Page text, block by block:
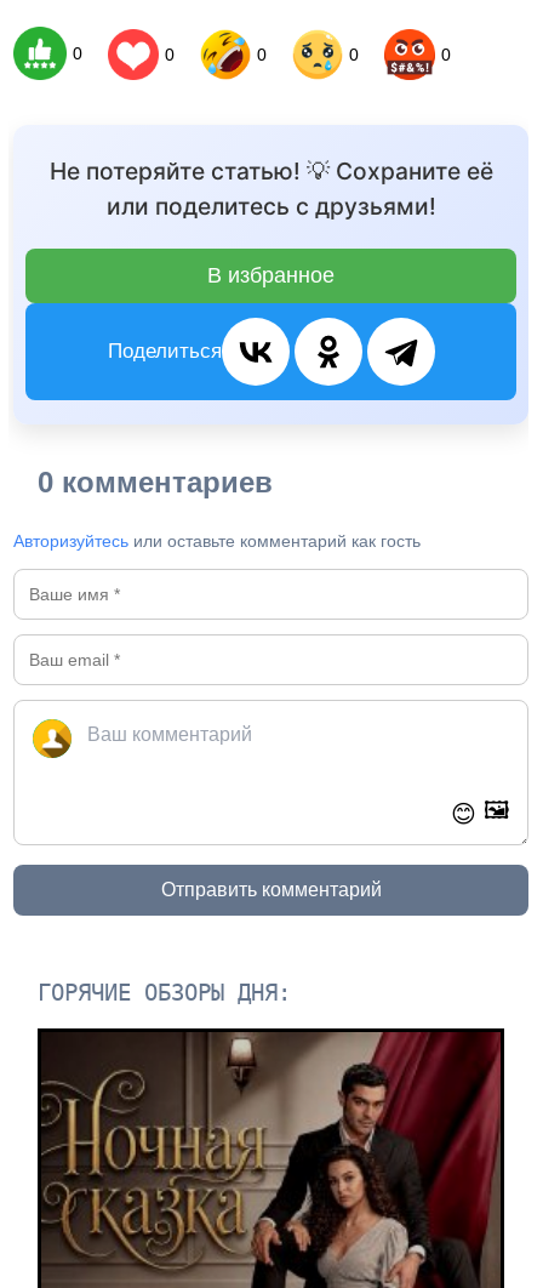
0 0 0 0 0
Не потеряйте статью! 💡 Сохраните её
или поделитесь с друзьями!
В избранное
Поделиться
0 комментариев
Авторизуйтесь или оставьте комментарий как гость
😊 🖼️
Отправить комментарий
ГОРЯЧИЕ ОБЗОРЫ ДНЯ: